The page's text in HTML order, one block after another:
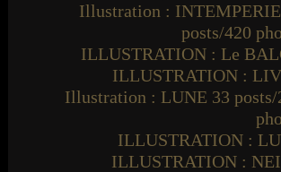
Illustration :
posts/420
ILLUSTRATION : Le
ILLUSTRATION :
Illustration : LUNE 33 posts/
ILLUSTRATION :
ILLUSTRATION :